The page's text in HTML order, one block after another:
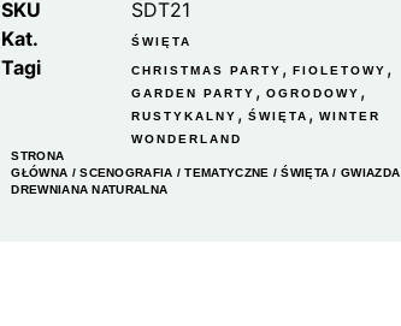
SKU
SDT21
Kat.
ŚWIĘTA
Tagi CHRISTMAS PARTY , FIOLETOWY ,
GARDEN PARTY , OGRODOWY ,
RUSTYKALNY , ŚWIĘTA , WINTER
WONDERLAND
STRONA
GŁÓWNA /SCENOGRAFIA /TEMATYCZNE /ŚWIĘTA / GWIAZDA
DREWNIANA NATURALNA